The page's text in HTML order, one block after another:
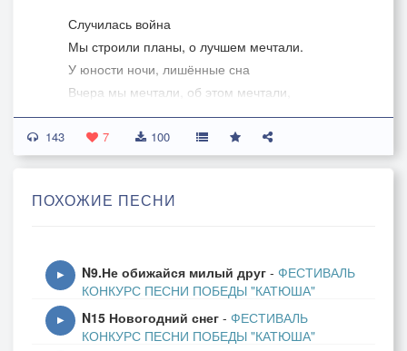
Случилась война
Мы строили планы, о лучшем мечтали.
У юности ночи, лишённые сна
Вчера мы мечтали, об этом мечтали,
Но только сегодня случилась война.
Закрыты зачётки, отложены книжки.
Лишь звук метронома пронзит тишину.
В солдатских шинелях ушли на войну.
Враг будет повержен, враг будет наказан.
Одержим Победу в Священной Войне.
И будут хранится в музеях зачётки.
143 7 100
ПОХОЖИЕ ПЕСНИ
▶ N9.Не обижайся милый друг - ФЕСТИВАЛЬ
КОНКУРС ПЕСНИ ПОБЕДЫ "КАТЮША"
▶ N15 Новогодний снег - ФЕСТИВАЛЬ
КОНКУРС ПЕСНИ ПОБЕДЫ "КАТЮША"